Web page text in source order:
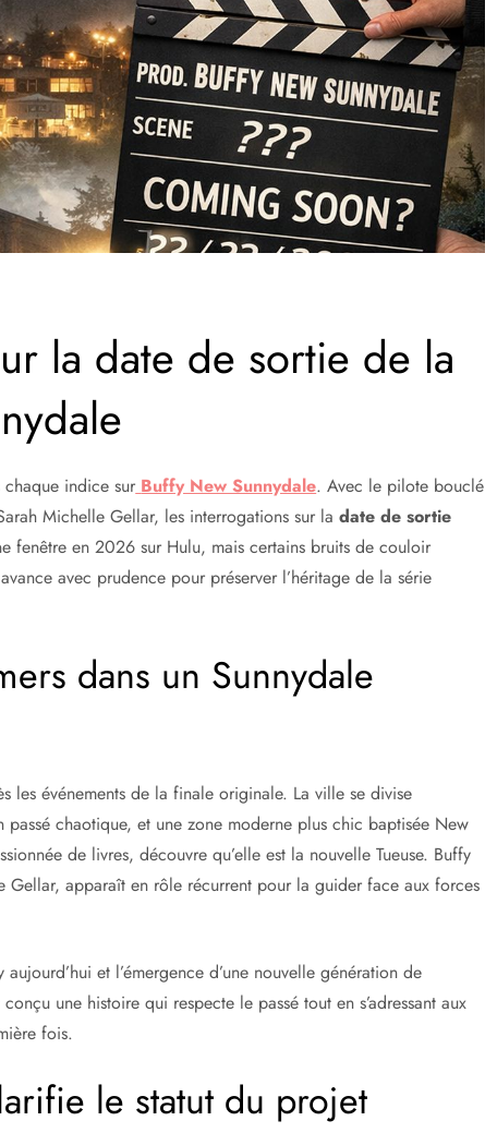
la date de sortie de la
chaque indice sur Buffy New Sunnydale. Avec le pilote bouclé
Michelle Gellar, les interrogations sur ladate de sortie
fenêtre en 2026 sur Hulu, mais certains bruits de couloir
avec prudence pour préserver l’héritage de la série
dans un Sunnydale
les événements de la finale originale. La ville se divise
chaotique, et une zone moderne plus chic baptisée New
de livres, découvre qu’elle est la nouvelle Tueuse. Buffy
Gellar, apparaît en rôle récurrent pour la guider face aux forces
et l’émergence d’une nouvelle génération de
une histoire qui respecte le passé tout en s’adressant aux
fois.
le statut du projet